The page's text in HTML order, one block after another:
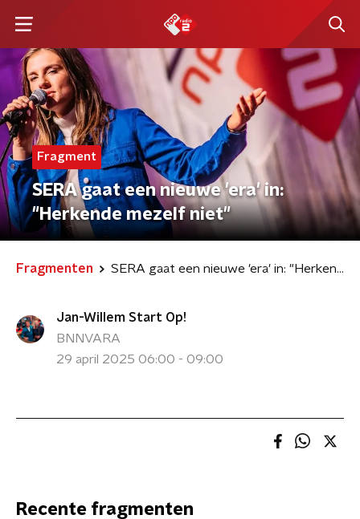
Fragment
SERA gaat een nieuwe 'era' in:
"Herkende mezelf niet"
Fragmenten SERA gaat een nieuwe 'era' in: "Herkende mezelf niet"
Jan-Willem Start Op!
BNNVARA
29 april 2025 06:00 - 09:00
Recente fragmenten